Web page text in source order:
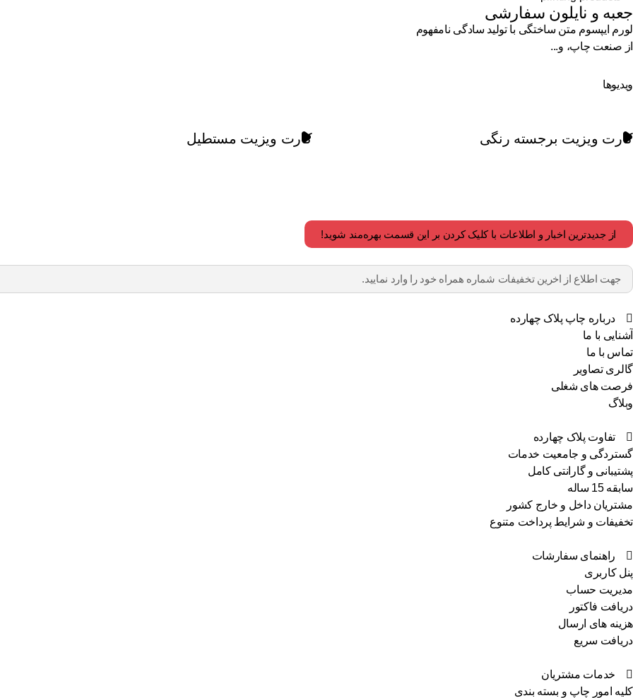
جعبه و نایلون سفارشی
لورم ایپسوم متن ساختگی با تولید سادگی نامفهوم
از صنعت چاپ، و...
ویدیوها
کارت ویزیت برجسته رنگی کارت ویزیت مستطیل
از جدیدترین اخبار و اطلاعات با کلیک کردن بر این قسمت بهره‌مند شوید!
درباره چاپ پلاک چهارده
آشنایی با ما
تماس با ما
گالری تصاویر
فرصت های شغلی
وبلاگ
تفاوت پلاک چهارده
گستردگی و جامعیت خدمات
پشتیبانی و گارانتی کامل
سابقه 15 ساله
مشتریان داخل و خارج کشور
تخفیفات و شرایط پرداخت متنوع
راهنمای سفارشات
پنل کاربری
مدیریت حساب
دریافت فاکتور
هزینه های ارسال
دریافت سریع
خدمات مشتریان
کلیه امور چاپ و بسته بندی